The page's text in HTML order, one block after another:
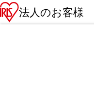
法人のお客様